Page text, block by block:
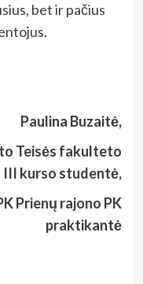
bet ir pačius
Paulina Buzaitė,
Teisės fakulteto
III kurso studentė,
Prienų rajono PK
praktikantė